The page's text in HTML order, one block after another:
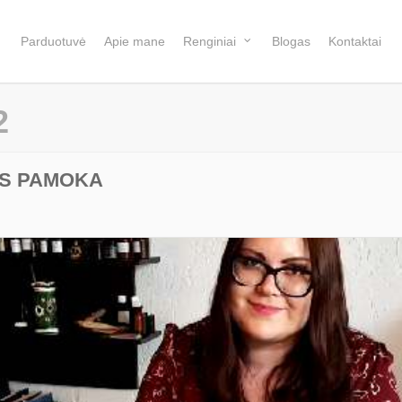
Parduotuvė Apie mane Renginiai Blogas Kontaktai
PAMOKA